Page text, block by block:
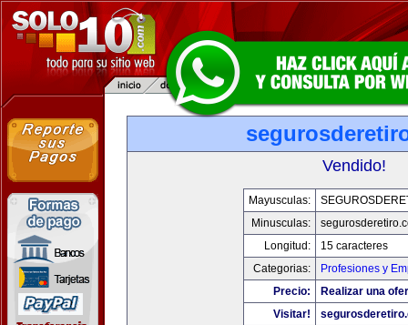
Vendido!
Mayusculas:
Minusculas:
Longitud:
15 caracteres
Categorias:
Profesiones y
Precio:
Realizar una
Visitar!